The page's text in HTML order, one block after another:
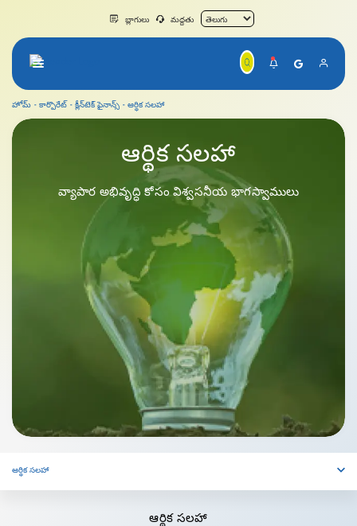
బ్లాగులు మద్దతు
హోమ్ కార్పొరేట్ క్లీన్‌టెక్ ఫైనాన్స్ ఆర్థిక సలహా
ఆర్థికసలహా
వ్యాపార అభివృద్ధి కోసం విశ్వసనీయ భాగస్వాములు
ఆర్థిక సలహా
ఆర్థిక సలహా
ఆర్థిక సలహా